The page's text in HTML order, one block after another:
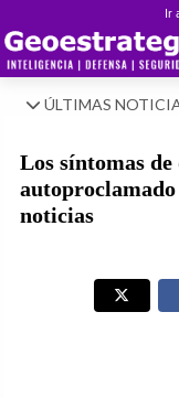
Ir
ÚLTIMAS
Los síntomas
noticias